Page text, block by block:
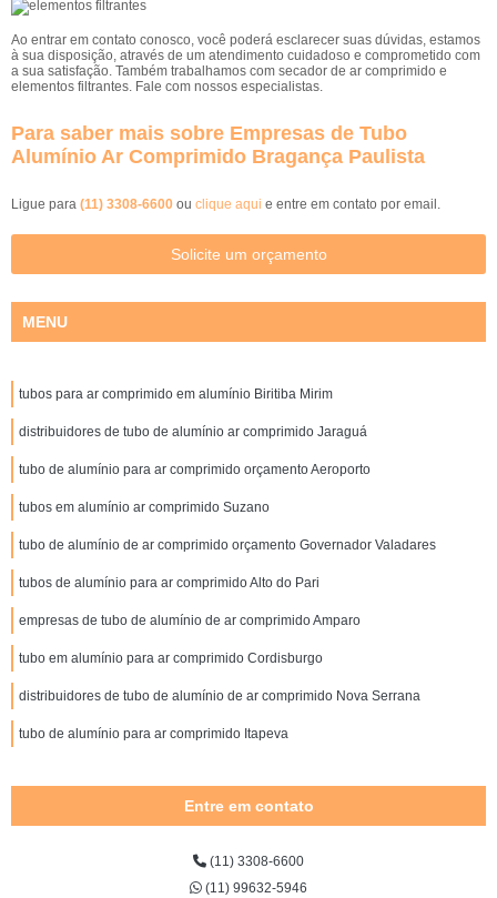
Ao entrar em contato conosco, você poderá esclarecer suas dúvidas, estamos
à sua disposição, através de um atendimento cuidadoso e comprometido com
a sua satisfação. Também trabalhamos com secador de ar comprimido e
elementos filtrantes. Fale com nossos especialistas.
Para saber mais sobre Empresas de Tubo
Alumínio Ar Comprimido Bragança Paulista
Ligue para (11) 3308-6600 ou clique aqui e entre em contato por email.
Solicite um orçamento
MENU
tubos para ar comprimido em alumínio Biritiba Mirim
distribuidores de tubo de alumínio ar comprimido Jaraguá
tubo de alumínio para ar comprimido orçamento Aeroporto
tubos em alumínio ar comprimido Suzano
tubo de alumínio de ar comprimido orçamento Governador Valadares
tubos de alumínio para ar comprimido Alto do Pari
empresas de tubo de alumínio de ar comprimido Amparo
tubo em alumínio para ar comprimido Cordisburgo
distribuidores de tubo de alumínio de ar comprimido Nova Serrana
tubo de alumínio para ar comprimido Itapeva
Entre em contato
(11) 3308-6600
(11) 99632-5946